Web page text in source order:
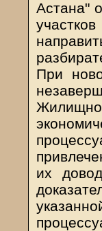
Астана"
При
их